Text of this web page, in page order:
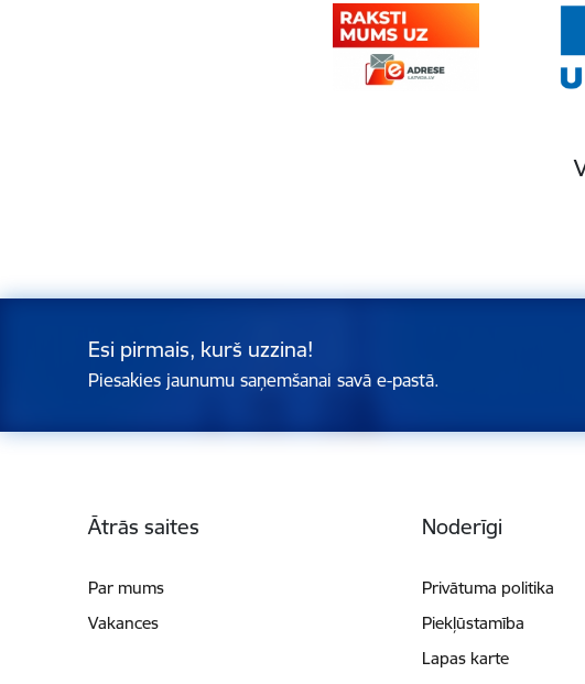
Esi pirmais, kurš uzzina!
Piesakies jaunumu saņemšanai savā e-pastā.
Ātrās saites
Par mums
Vakances
Noderīgi
Privātuma politika
Piekļūstamība
Lapas karte